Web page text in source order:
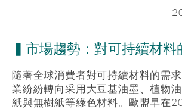
▍市場趨勢：對可持續材料
隨著全球消費者對可持續材料的需
業紛紛轉向采用大豆基油墨、植物
紙與無樹紙等綠色材料。歐盟早在